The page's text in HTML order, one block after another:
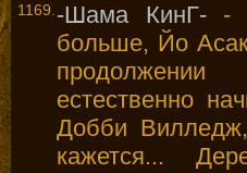
1169. -Шама КинГ--
больше, Йо
естественно
Добби
кажется...